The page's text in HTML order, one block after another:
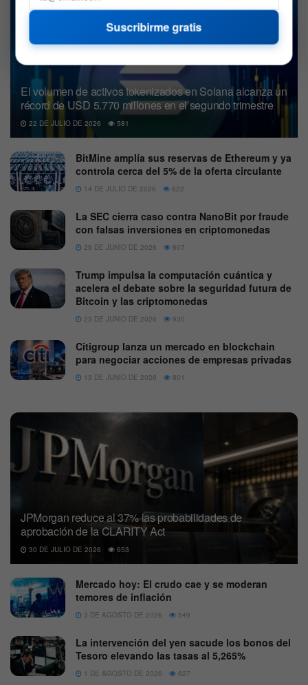
El volumen de activos tokenizados en Solana alcanza un
récord de USD 5.770 millones en el segundo trimestre
22 DE JULIO DE 2026 581
BitMine amplía sus reservas de Ethereum y ya
controla cerca del 5% de la oferta circulante
14 DE JULIO DE 2026 622
La SEC cierra caso contra NanoBit por fraude
con falsas inversiones en criptomonedas
29 DE JUNIO DE 2026 607
Trump impulsa la computación cuántica y
acelera el debate sobre la seguridad futura de
Bitcoin y las criptomonedas
23 DE JUNIO DE 2026 930
Citigroup lanza un mercado en blockchain
para negociar acciones de empresas privadas
13 DE JUNIO DE 2026 801
JPMorgan reduce al 37% las probabilidades de
aprobación de la CLARITY Act
30 DE JULIO DE 2026 653
Mercado hoy: El crudo cae y se moderan
temores de inflación
3 DE AGOSTO DE 2026 549
La intervención del yen sacude los bonos del
Tesoro elevando las tasas al 5,265%
1 DE AGOSTO DE 2026 627
Suscribirme gratis